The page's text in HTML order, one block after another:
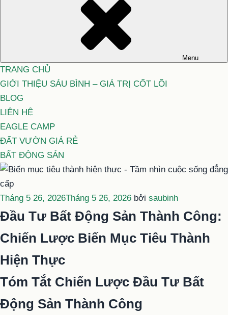
Menu
TRANG CHỦ
GIỚI THIỆU SÁU BÌNH – GIÁ TRỊ CỐT LÕI
BLOG
LIÊN HỆ
EAGLE CAMP
ĐẤT VƯỜN GIÁ RẺ
BẤT ĐỘNG SẢN
Đăng
trong
Tháng 5 26, 2026Tháng 5 26, 2026 bởi saubinh
Đầu Tư Bất Động Sản Thành Công:
Chiến Lược Biến Mục Tiêu Thành
Hiện Thực
Tóm Tắt Chiến Lược Đầu Tư Bất
Động Sản Thành Công